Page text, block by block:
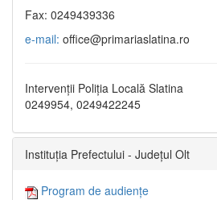
Fax: 0249439336
e-mail: office@primariaslatina.ro
Intervenții Poliția Locală Slatina
0249954, 0249422245
Instituția Prefectului - Județul Olt
Program de audiențe